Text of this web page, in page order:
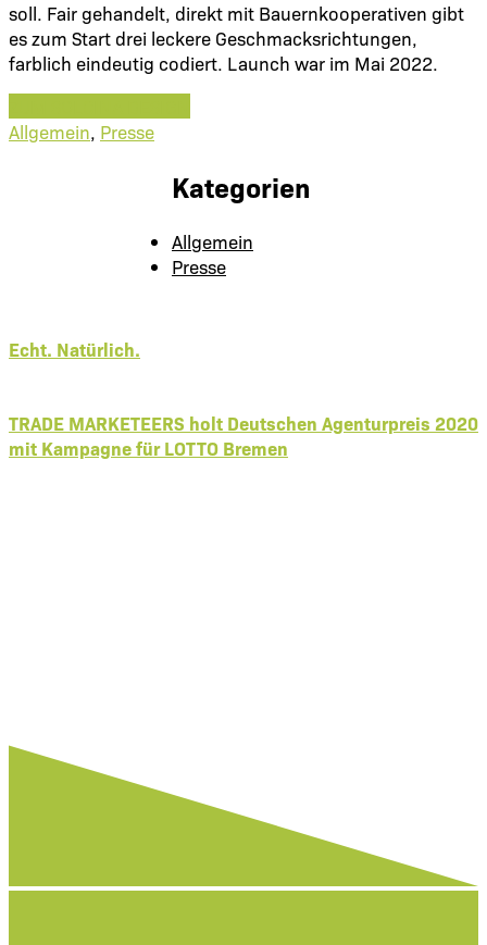
soll. Fair gehandelt, direkt mit Bauernkooperativen gibt
es zum Start drei leckere Geschmacksrichtungen,
farblich eindeutig codiert. Launch war im Mai 2022.
Allgemein, Presse
Echt. Natürlich.
TRADE MARKETEERS holt Deutschen Agenturpreis 2020
mit Kampagne für LOTTO Bremen
Kategorien
Allgemein
Presse